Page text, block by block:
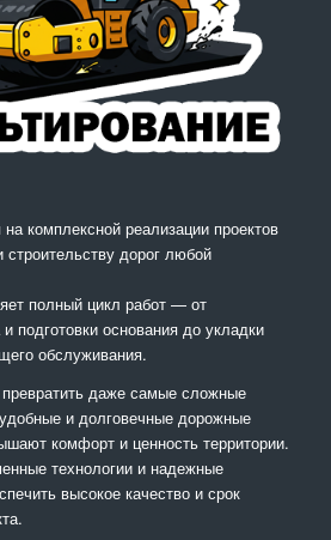
комплексной реализации проектов
дорог любой
полный цикл работ — от
подготовки основания до укладки
обслуживания.
даже самые сложные
и долговечные дорожные
комфорт и ценность территории.
технологии и надежные
высокое качество и срок